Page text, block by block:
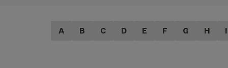
A B C D E F G H I